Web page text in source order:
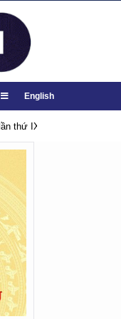
English
thứ IX, nhiệm kỳ 2026-